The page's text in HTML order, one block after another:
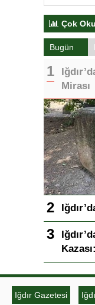
Çok
Bugün
Mirası
Iğdır Gazetesi